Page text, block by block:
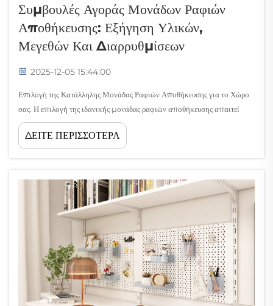
Συμβουλές Αγοράς Μονάδων Ραφιών
Αποθήκευσης: Εξήγηση Υλικών,
Μεγεθών Και Διαρρυθμίσεων
2025-12-05 15:44:00
Επιλογή της Κατάλληλης Μονάδας Ραφιών Αποθήκευσης για το Χώρο
σας. Η επιλογή της ιδανικής μονάδας ραφιών αποθήκευσης απαιτεί
προσεκτική εξέταση πολλών παραγόντων που επηρεάζουν άμεσα τη
λειτουργικότητα, την ανθεκτικότητα και την οικονομική απόδοση. Είτε
ΔΕΙΤΕ ΠΕΡΙΣΣΟΤΕΡΑ